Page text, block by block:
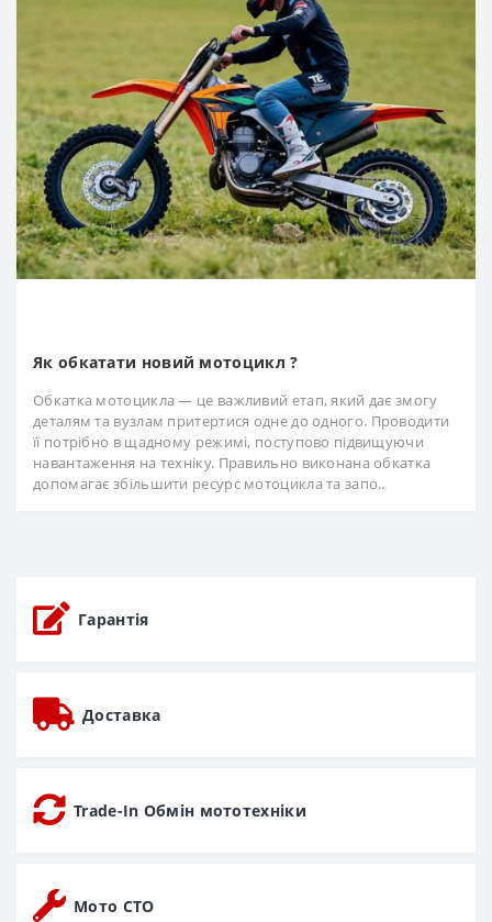
Як обкатати новий мотоцикл ?
Обкатка мотоцикла — це важливий етап, який дає змогу
деталям та вузлам притертися одне до одного. Проводити
її потрібно в щадному режимі, поступово підвищуючи
навантаження на техніку. Правильно виконана обкатка
допомагає збільшити ресурс мотоцикла та запо..
Гарантія
Доставка
Trade-In Обмін мототехніки
Мото СТО